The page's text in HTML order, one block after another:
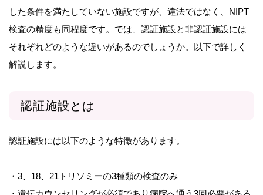
した条件を満たしていない施設ですが、違法ではなく、NIPT
検査の精度も同程度です。では、認証施設と非認証施設には
それぞれどのような違いがあるのでしょうか。以下で詳しく
解説します。
認証施設とは
認証施設には以下のような特徴があります。
・3、18、21トリソミーの3種類の検査のみ